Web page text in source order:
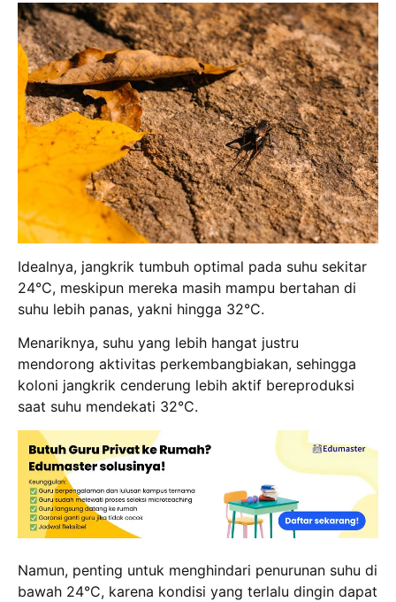
Idealnya, jangkrik tumbuh optimal pada suhu sekitar
24°C, meskipun mereka masih mampu bertahan di
suhu lebih panas, yakni hingga 32°C.
Menariknya, suhu yang lebih hangat justru
mendorong aktivitas perkembangbiakan, sehingga
koloni jangkrik cenderung lebih aktif bereproduksi
saat suhu mendekati 32°C.
Namun, penting untuk menghindari penurunan suhu di
bawah 24°C, karena kondisi yang terlalu dingin dapat